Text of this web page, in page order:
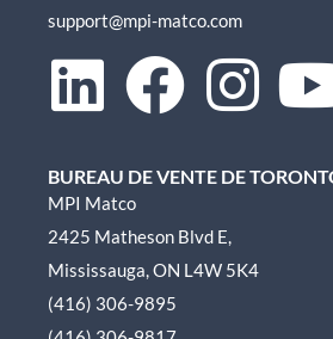
support@mpi-matco.com
L
n
k
e
F
c
e
b
I
s
t
BUREAU DE VENTE DE
MPI Matco
2425 Matheson Blvd E,
Mississauga, ON L4W 5K4
(416) 306-9895